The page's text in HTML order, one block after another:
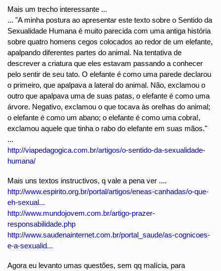
Mais um trecho interessante ...
... "A minha postura ao apresentar este texto sobre o Sentido da
Sexualidade Humana é muito parecida com uma antiga história
sobre quatro homens cegos colocados ao redor de um elefante,
apalpando diferentes partes do animal. Na tentativa de
descrever a criatura que eles estavam passando a conhecer
pelo sentir de seu tato. O elefante é como uma parede declarou
o primeiro, que apalpava a lateral do animal. Não, exclamou o
outro que apalpava uma de suas patas, o elefante é como uma
árvore. Negativo, exclamou o que tocava às orelhas do animal;
o elefante é como um abano; o elefante é como uma cobra!,
exclamou aquele que tinha o rabo do elefante em suas mãos."
...
http://viapedagogica.com.br/artigos/o-sentido-da-sexualidade-
humana/
Mais uns textos instructivos, q vale a pena ver ....
http://www.espirito.org.br/portal/artigos/eneas-canhadas/o-que-
eh-sexual...
http://www.mundojovem.com.br/artigo-prazer-
responsabilidade.php
http://www.saudenainternet.com.br/portal_saude/as-cognicoes-
e-a-sexualid...
Agora eu levanto umas questões, sem qq malícia, para